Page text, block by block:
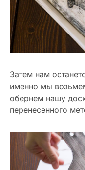
Затем нам
именно мы
обернем нашу
перенесенного